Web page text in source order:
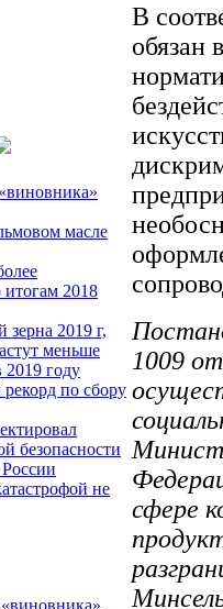
масле
2018
2019 г,
меньше
2019 году
по сбору
безопасности
не
В
обязан
1009
сфере